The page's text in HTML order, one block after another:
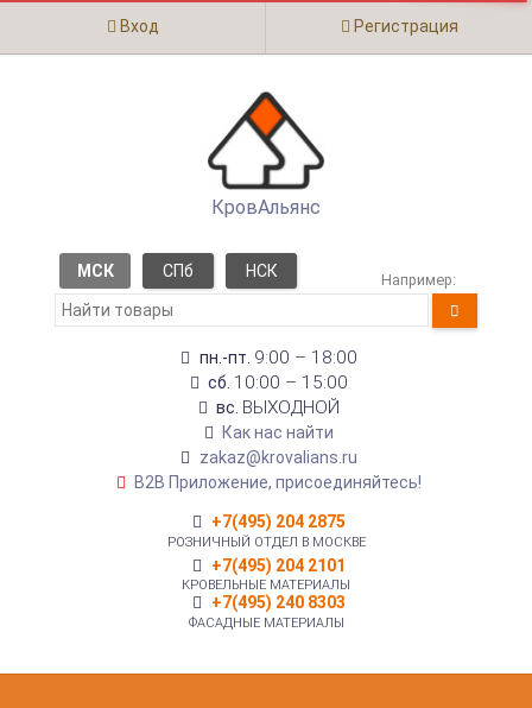
Вход Регистрация
КровАльянс
МСК СПб НСК Например:
пн.-пт. 9:00 – 18:00
сб. 10:00 – 15:00
вс. ВЫХОДНОЙ
Как нас найти
zakaz@krovalians.ru
B2B Приложение, присоединяйтесь!
+7(495) 204 2875
РОЗНИЧНЫЙ ОТДЕЛ В МОСКВЕ
+7(495) 204 2101
КРОВЕЛЬНЫЕ МАТЕРИАЛЫ
+7(495) 240 8303
ФАСАДНЫЕ МАТЕРИАЛЫ